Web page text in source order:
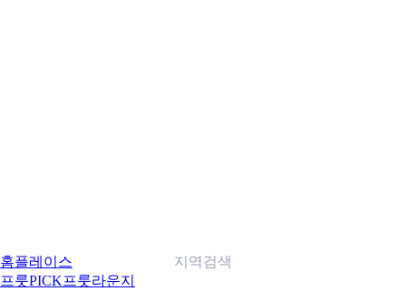
홈플레이스
프룻PICK프룻라운지
지역검색